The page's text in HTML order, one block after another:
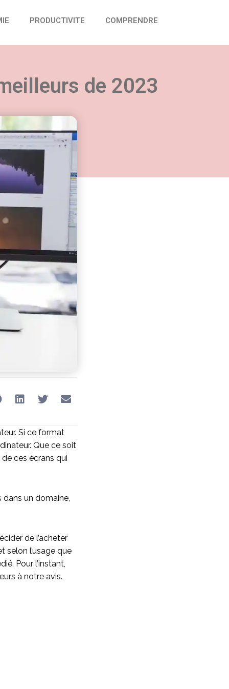
PRODUCTIVITE COMPRENDRE
de 2023
:
Si ce format
Que ce soit
ces écrans qui
un domaine,
de l’acheter
selon l’usage que
Pour l’instant,
à notre avis.